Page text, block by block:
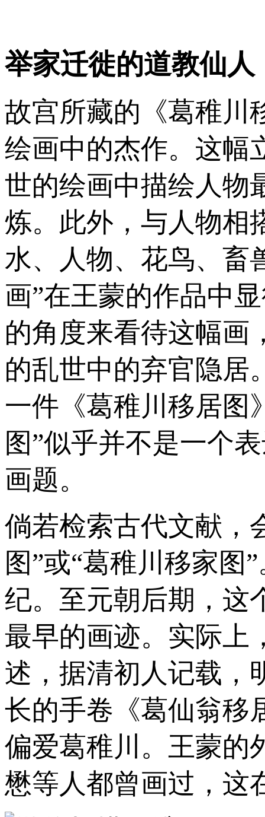
举家迁徙的道教仙人
故宫所藏的《葛稚川
绘画中的杰作。这幅
世的绘画中描绘人物
炼。此外，与人物相
水、人物、花鸟、畜
画”在王蒙的作品中
的角度来看待这幅画
的乱世中的弃官隐居
一件《葛稚川移居图
图”似乎并不是一个
画题。
倘若检索古代文献，
图”或“葛稚川移家图
纪。至元朝后期，这
最早的画迹。实际上
述，据清初人记载，
长的手卷《葛仙翁移
偏爱葛稚川。王蒙的
懋等人都曾画过，这